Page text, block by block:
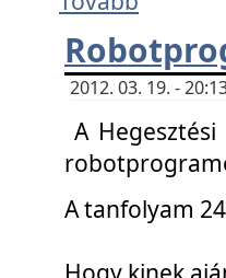
2012. 03. 19. -
A
A tanfolyam